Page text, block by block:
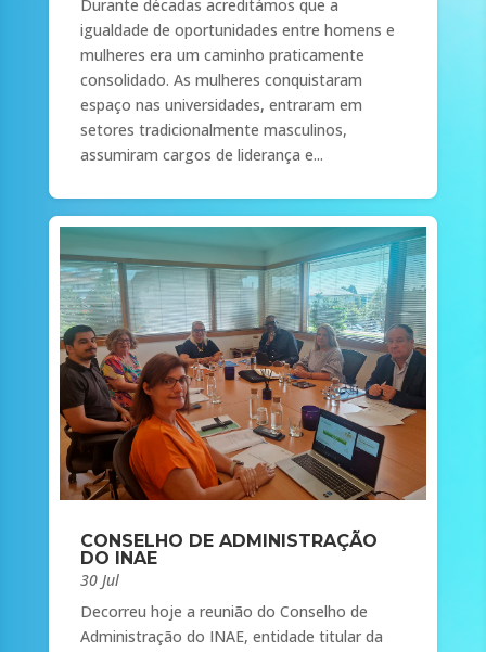
Durante décadas acreditámos que a
igualdade de oportunidades entre homens e
mulheres era um caminho praticamente
consolidado. As mulheres conquistaram
espaço nas universidades, entraram em
setores tradicionalmente masculinos,
assumiram cargos de liderança e...
CONSELHO DE ADMINISTRAÇÃO
DO INAE
30 Jul
Decorreu hoje a reunião do Conselho de
Administração do INAE, entidade titular da